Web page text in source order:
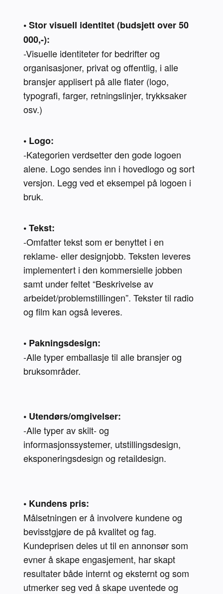
• Stor visuell identitet (budsjett over 50
000,-):
-Visuelle identiteter for bedrifter og
organisasjoner, privat og offentlig, i alle
bransjer applisert på alle flater (logo,
typografi, farger, retningslinjer, trykksaker
osv.)
• Logo:
-Kategorien verdsetter den gode logoen
alene. Logo sendes inn i hovedlogo og sort
versjon. Legg ved et eksempel på logoen i
bruk.
• Tekst:
-Omfatter tekst som er benyttet i en
reklame- eller designjobb. Teksten leveres
implementert i den kommersielle jobben
samt under feltet “Beskrivelse av
arbeidet/problemstillingen”. Tekster til radio
og film kan også leveres.
• Pakningsdesign:
-Alle typer emballasje til alle bransjer og
bruksområder.
• Utendørs/omgivelser:
-Alle typer av skilt- og
informasjonssystemer, utstillingsdesign,
eksponeringsdesign og retaildesign.
• Kundens pris:
Målsetningen er å involvere kundene og
bevisstgjøre de på kvalitet og fag.
Kundeprisen deles ut til en annonsør som
evner å skape engasjement, har skapt
resultater både internt og eksternt og som
utmerker seg ved å skape uventede og